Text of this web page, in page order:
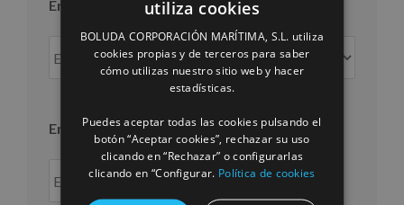
Entradas por mes
Entradas
por
Entradas por año
ENGLISH
FRENCH
utiliza cookies
BOLUDA CORPORACIÓN MARÍTIMA, S.L. utiliza
cookies propias y de terceros para saber
cómo utilizas nuestro sitio web y hacer
estadísticas.
Puedes aceptar todas las cookies pulsando el
botón “Aceptar cookies”, rechazar su uso
clicando en “Rechazar” o configurarlas
clicando en “Configurar. Política de cookies